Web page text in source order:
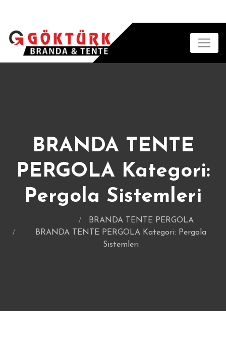
BRANDA TENTE
PERGOLA Kategori:
Pergola Sistemleri
BRANDA TENTE PERGOLA
BRANDA TENTE PERGOLA Kategori: Pergola
Sistemleri